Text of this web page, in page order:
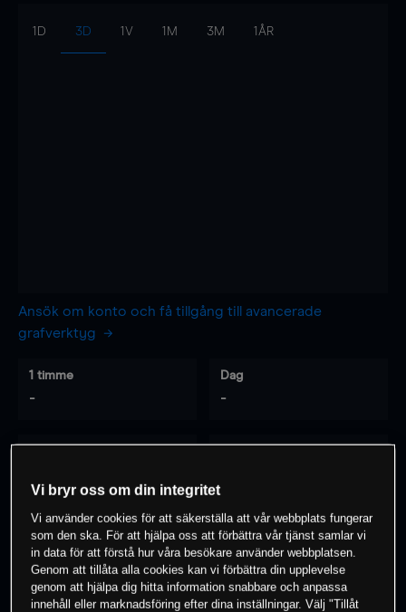
1D 3D 1V 1M 3M 1ÅR
Ansök om konto och få tillgång till avancerade
grafverktyg
1 timme
-
Dag
-
0% av kunderna har en position i detta
instrument
Vi bryr oss om din integritet
Vi använder cookies för att säkerställa att vår webbplats fungerar
som den ska. För att hjälpa oss att förbättra vår tjänst samlar vi
in data för att förstå hur våra besökare använder webbplatsen.
Genom att tillåta alla cookies kan vi förbättra din upplevelse
genom att hjälpa dig hitta information snabbare och anpassa
innehåll eller marknadsföring efter dina inställningar. Välj "Tillåt